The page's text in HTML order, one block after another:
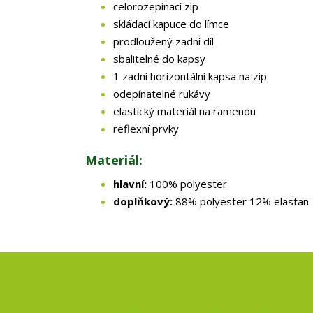
celorozepínací zip
skládací kapuce do límce
prodloužený zadní díl
sbalitelné do kapsy
1 zadní horizontální kapsa na zip
odepínatelné rukávy
elastický materiál na ramenou
reflexní prvky
Materiál:
hlavní: 100% polyester
doplňkový: 88% polyester 12% elastan